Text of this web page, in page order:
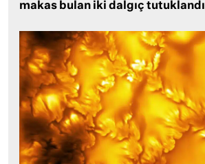
makas bulan iki dalgıç tutuklandı